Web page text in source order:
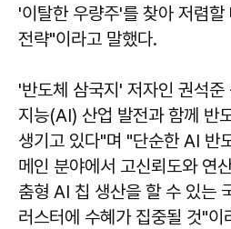
'이탈한 우량주'를 찾아 저렴
전략"이라고 말했다.
'반도체 삼국지' 저자인 권석
지능(AI) 산업 발전과 함께 반
생기고 있다"며 "단순한 AI 반
메인 분야에서 고신뢰도와 연
춤형 AI 칩 생산을 할 수 있는
러스터에 수혜가 집중될 것"이